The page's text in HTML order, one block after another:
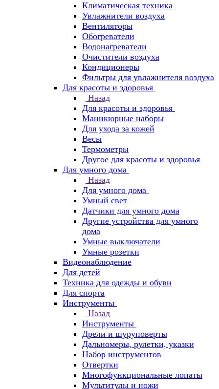
Климатическая техника
Увлажнители воздуха
Вентиляторы
Обогреватели
Водонагреватели
Очистители воздуха
Кондиционеры
Фильтры для увлажнителя воздуха
Для красоты и здоровья
Назад
Для красоты и здоровья
Маникюрные наборы
Для ухода за кожей
Весы
Термометры
Другое для красоты и здоровья
Для умного дома
Назад
Для умного дома
Умный свет
Датчики для умного дома
Другие устройства для умного
дома
Умные выключатели
Умные розетки
Видеонаблюдение
Для детей
Техника для одежды и обуви
Для спорта
Инструменты
Назад
Инструменты
Дрели и шуруповерты
Дальномеры, рулетки, указки
Набор инструментов
Отвертки
Многофункциональные лопаты
Мультитулы и ножи